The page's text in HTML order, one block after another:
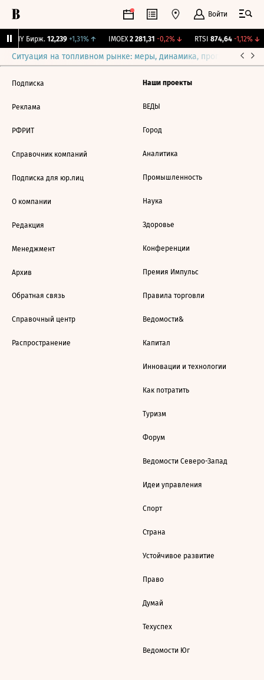
Войти
CNY Бирж. 12,239 +1,31%↑ IMOEX 2 281,31 -0,2%↓ RTSI 874,64 -1,12%↓
Ситуация на топливном рынке: меры, динамика, прогнозы
Подписка
Реклама
РФРИТ
Справочник компаний
Подписка для юр.лиц
О компании
Редакция
Менеджмент
Архив
Обратная связь
Справочный центр
Распространение
Наши проекты
ВЕДЫ
Город
Аналитика
Промышленность
Наука
Здоровье
Конференции
Премия Импульс
Правила торговли
Ведомости&
Капитал
Инновации и технологии
Как потратить
Туризм
Форум
Ведомости Северо-Запад
Идеи управления
Спорт
Страна
Устойчивое развитие
Право
Думай
Техуспех
Ведомости Юг